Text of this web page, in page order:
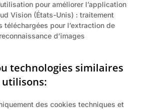
pour améliorer l’application
Vision (États-Unis) : traitement
téléchargées pour l’extraction de
d’images
technologies similaires
utilisons:
des cookies techniques et